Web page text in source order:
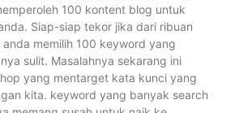
100 kontent blog untuk
Siap-siap tekor jika dari ribuan
memilih 100 keyword yang
sulit. Masalahnya sekarang ini
yang mentarget kata kunci yang
kita. keyword yang banyak search